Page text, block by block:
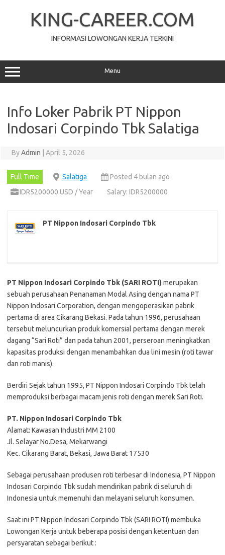
KING-CAREER.COM
INFORMASI LOWONGAN KERJA TERKINI
Menu
Info Loker Pabrik PT Nippon
Indosari Corpindo Tbk Salatiga
ByAdmin April 5, 2026
Full Time Salatiga
Posted 4 bulan ago
IDR5200000 USD / Year
Salary: IDR5200000
PT Nippon Indosari Corpindo Tbk
PT Nippon Indosari Corpindo Tbk (SARI ROTI) merupakan
sebuah perusahaan Penanaman Modal Asing dengan nama PT
Nippon Indosari Corporation, dengan mengoperasikan pabrik
pertama di area Cikarang Bekasi. Pada tahun 1996, perusahaan
tersebut meluncurkan produk komersial pertama dengan merek
dagang “Sari Roti” dan pada tahun 2001, perseroan meningkatkan
kapasitas produksi dengan menambahkan dua lini mesin (roti tawar
dan roti manis).
Berdiri Sejak tahun 1995, PT Nippon Indosari Corpindo Tbk telah
memproduksi berbagai macam jenis roti dengan merek Sari Roti.
PT. Nippon Indosari Corpindo Tbk
Alamat: Kawasan Industri MM 2100
Jl. Selayar No.Desa, Mekarwangi
Kec. Cikarang Barat, Bekasi, Jawa Barat 17530
Sebagai perusahaan produsen roti terbesar di Indonesia, PT Nippon
Indosari Corpindo Tbk sudah mendirikan pabrik di seluruh di
Indonesia untuk memenuhi dan melayani seluruh konsumen.
Saat ini PT Nippon Indosari Corpindo Tbk (SARI ROTI) membuka
Lowongan Kerja untuk beberapa posisi dengan ketentuan dan
persyaratan sebagai berikut :